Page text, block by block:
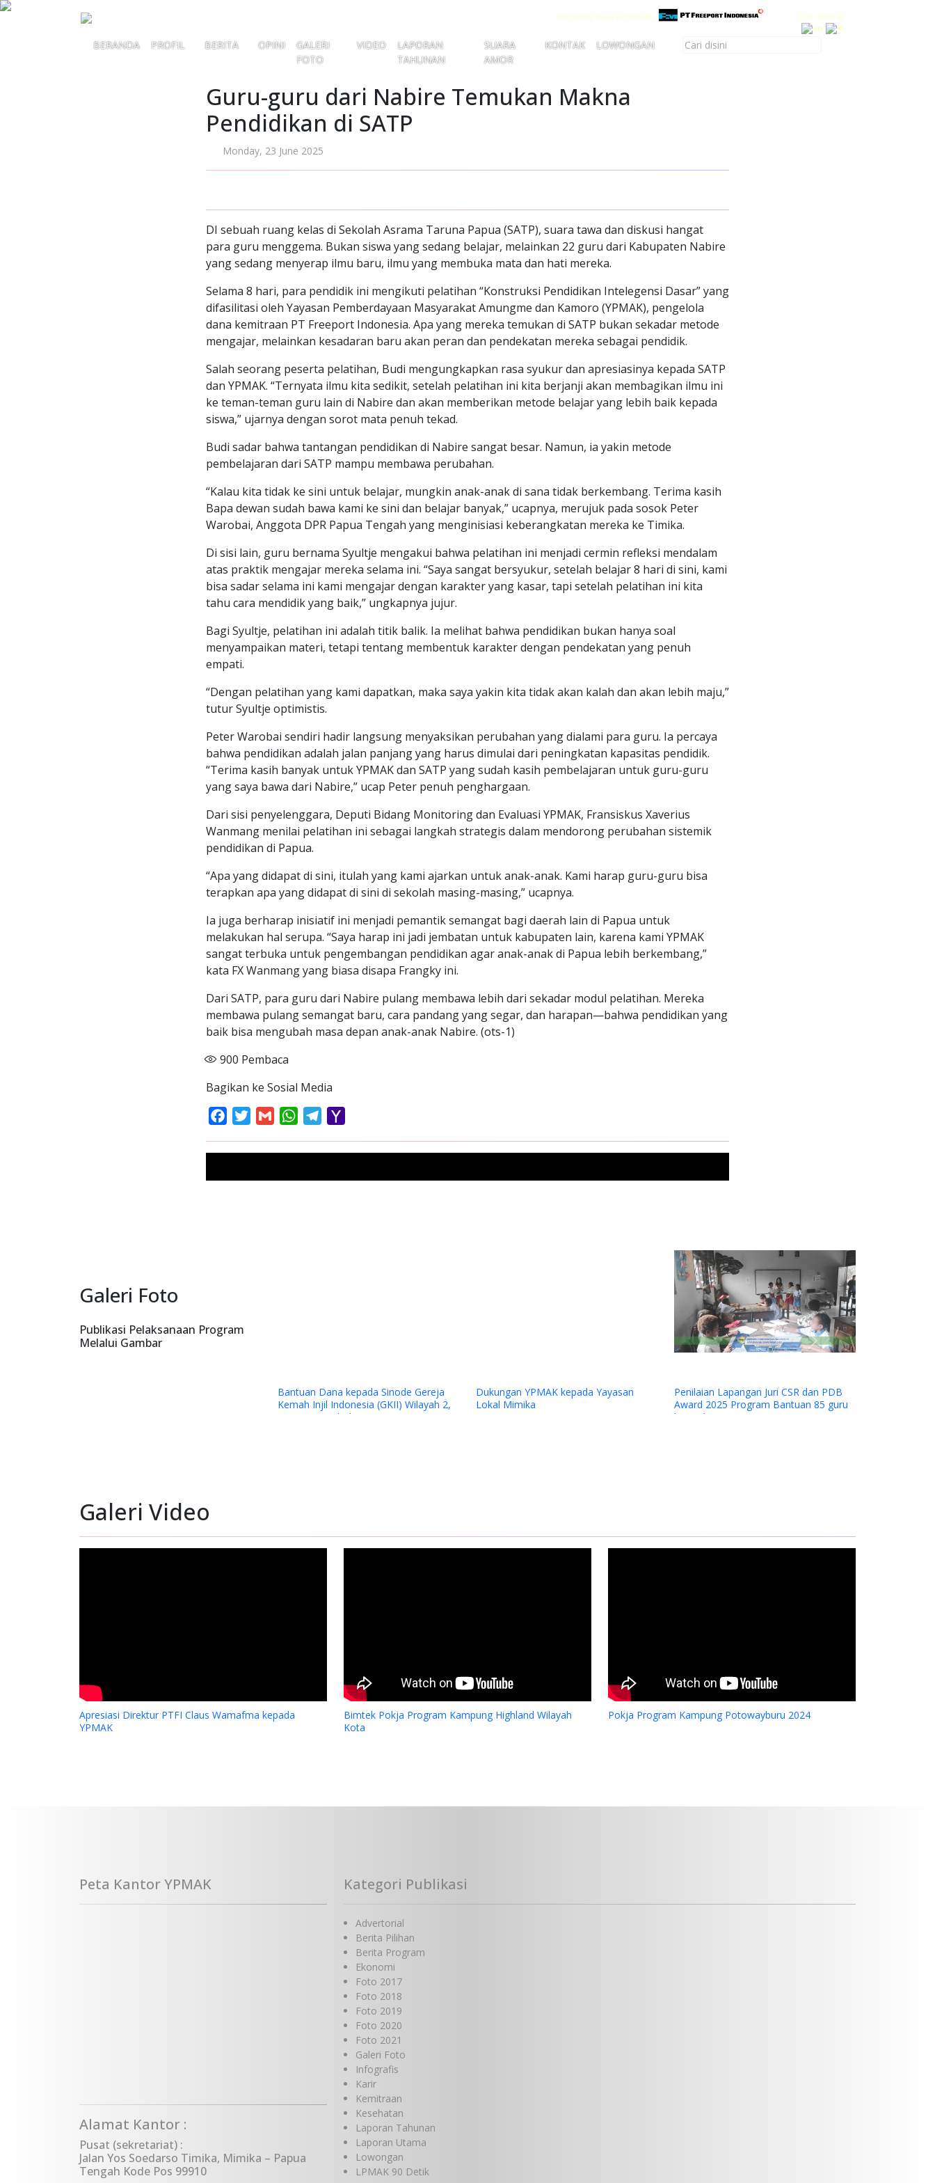
Pengelola Dana Kemitraan Pilih Bahasa :
BERANDA PROFIL BERITA OPINI
GALERI
FOTO
VIDEO
LAPORAN
TAHUNAN
SUARA
AMOR
KONTAK LOWONGAN
Guru-guru dari Nabire Temukan Makna
Pendidikan di SATP
Monday, 23 June 2025
DI sebuah ruang kelas di Sekolah Asrama Taruna Papua (SATP), suara tawa dan diskusi hangat
para guru menggema. Bukan siswa yang sedang belajar, melainkan 22 guru dari Kabupaten Nabire
yang sedang menyerap ilmu baru, ilmu yang membuka mata dan hati mereka.
Selama 8 hari, para pendidik ini mengikuti pelatihan “Konstruksi Pendidikan Intelegensi Dasar” yang
difasilitasi oleh Yayasan Pemberdayaan Masyarakat Amungme dan Kamoro (YPMAK), pengelola
dana kemitraan PT Freeport Indonesia. Apa yang mereka temukan di SATP bukan sekadar metode
mengajar, melainkan kesadaran baru akan peran dan pendekatan mereka sebagai pendidik.
Salah seorang peserta pelatihan, Budi mengungkapkan rasa syukur dan apresiasinya kepada SATP
dan YPMAK. “Ternyata ilmu kita sedikit, setelah pelatihan ini kita berjanji akan membagikan ilmu ini
ke teman-teman guru lain di Nabire dan akan memberikan metode belajar yang lebih baik kepada
siswa,” ujarnya dengan sorot mata penuh tekad.
Budi sadar bahwa tantangan pendidikan di Nabire sangat besar. Namun, ia yakin metode
pembelajaran dari SATP mampu membawa perubahan.
“Kalau kita tidak ke sini untuk belajar, mungkin anak-anak di sana tidak berkembang. Terima kasih
Bapa dewan sudah bawa kami ke sini dan belajar banyak,” ucapnya, merujuk pada sosok Peter
Warobai, Anggota DPR Papua Tengah yang menginisiasi keberangkatan mereka ke Timika.
Di sisi lain, guru bernama Syultje mengakui bahwa pelatihan ini menjadi cermin refleksi mendalam
atas praktik mengajar mereka selama ini. “Saya sangat bersyukur, setelah belajar 8 hari di sini, kami
bisa sadar selama ini kami mengajar dengan karakter yang kasar, tapi setelah pelatihan ini kita
tahu cara mendidik yang baik,” ungkapnya jujur.
Bagi Syultje, pelatihan ini adalah titik balik. Ia melihat bahwa pendidikan bukan hanya soal
menyampaikan materi, tetapi tentang membentuk karakter dengan pendekatan yang penuh
empati.
“Dengan pelatihan yang kami dapatkan, maka saya yakin kita tidak akan kalah dan akan lebih maju,”
tutur Syultje optimistis.
Peter Warobai sendiri hadir langsung menyaksikan perubahan yang dialami para guru. Ia percaya
bahwa pendidikan adalah jalan panjang yang harus dimulai dari peningkatan kapasitas pendidik.
“Terima kasih banyak untuk YPMAK dan SATP yang sudah kasih pembelajaran untuk guru-guru
yang saya bawa dari Nabire,” ucap Peter penuh penghargaan.
Dari sisi penyelenggara, Deputi Bidang Monitoring dan Evaluasi YPMAK, Fransiskus Xaverius
Wanmang menilai pelatihan ini sebagai langkah strategis dalam mendorong perubahan sistemik
pendidikan di Papua.
“Apa yang didapat di sini, itulah yang kami ajarkan untuk anak-anak. Kami harap guru-guru bisa
terapkan apa yang didapat di sini di sekolah masing-masing,” ucapnya.
Ia juga berharap inisiatif ini menjadi pemantik semangat bagi daerah lain di Papua untuk
melakukan hal serupa. “Saya harap ini jadi jembatan untuk kabupaten lain, karena kami YPMAK
sangat terbuka untuk pengembangan pendidikan agar anak-anak di Papua lebih berkembang,”
kata FX Wanmang yang biasa disapa Frangky ini.
Dari SATP, para guru dari Nabire pulang membawa lebih dari sekadar modul pelatihan. Mereka
membawa pulang semangat baru, cara pandang yang segar, dan harapan—bahwa pendidikan yang
baik bisa mengubah masa depan anak-anak Nabire. (ots-1)
900 Pembaca
Bagikan ke Sosial Media
FacebookTwitterGmail WhatsAppTelegram
Galeri Foto
Publikasi Pelaksanaan Program
Melalui Gambar
Bantuan Dana kepada Sinode Gereja
Kemah Injil Indonesia (GKII) Wilayah 2,
Dukungan YPMAK kepada Yayasan
Lokal Mimika
Penilaian Lapangan Juri CSR dan PDB
Award 2025 Program Bantuan 85 guru
Next
Galeri Video
Apresiasi Direktur PTFI Claus Wamafma kepada
YPMAK
Bimtek Pokja Program Kampung Highland Wilayah
Kota
Pokja Program Kampung Potowayburu 2024
Peta Kantor YPMAK
Alamat Kantor :
Pusat (sekretariat) :
Jalan Yos Soedarso Timika, Mimika – Papua
Tengah Kode Pos 99910
Kategori Publikasi
Advertorial
Berita Pilihan
Berita Program
Ekonomi
Foto 2017
Foto 2018
Foto 2019
Foto 2020
Foto 2021
Galeri Foto
Infografis
Karir
Kemitraan
Kesehatan
Laporan Tahunan
Laporan Utama
Lowongan
LPMAK 90 Detik